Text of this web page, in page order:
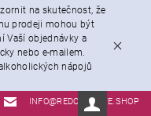
na skutečnost, že
prodeji mohou být
Vaší objednávky a
nebo e-mailem.
nápojů
INFO@REDORWHITE.SHOP